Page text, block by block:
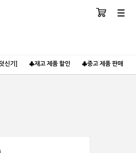
신기] ♣재고 제품 할인 ♣중고 제품 판매
분류